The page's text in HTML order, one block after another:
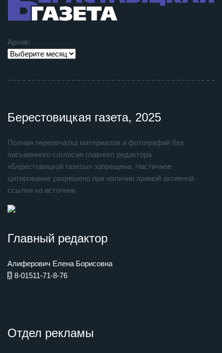
Архив:
Берестовицкая газета, 2025
Полная перепечатка материалов и фотографий без
письменного согласия главного редактора
«Берестовицкой газеты» запрещена. Частичное
цитирование разрешено при наличии прямой активной
ссылки на источник.
Главный редактор
Алиферович Елена Борисовна
8-01511-71-8-76
Отдел рекламы